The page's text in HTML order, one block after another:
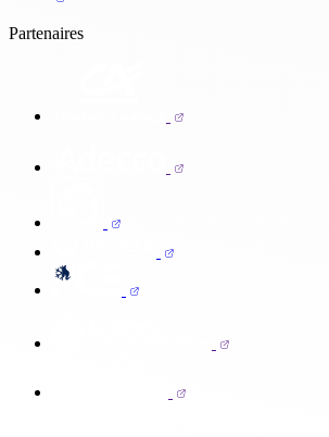
Partenaires